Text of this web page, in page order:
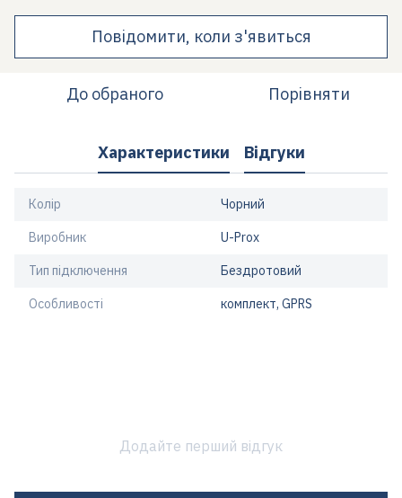
Повідомити, коли з'явиться
До обраного Порівняти
Характеристики Відгуки
Колір Чорний
Виробник U-Prox
Тип підключення Бездротовий
Особливості комплект, GPRS
Додайте перший відгук